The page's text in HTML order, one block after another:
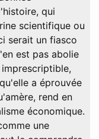
qui
scientifique ou
serait un fiasco
est pas abolie
a éprouvée
rend en
économique.
une